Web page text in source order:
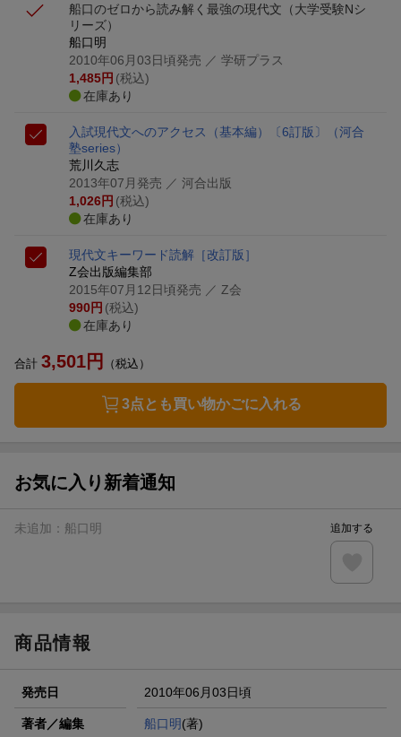
船口のゼロから読み解く最強の現代文 （大学受験Nシ
リーズ）
船口明
2010年06月03日頃発売 ／ 学研プラス
1,485円 (税込)
在庫あり
入試現代文へのアクセス（基本編）〔6訂版〕
（河合
塾series）
荒川久志
2013年07月発売 ／ 河合出版
1,026円 (税込)
在庫あり
現代文キーワード読解［改訂版］
Z会出版編集部
2015年07月12日頃発売 ／ Z会
990円 (税込)
在庫あり
合計 3,501円 （税込）
3点とも買い物かごに入れる
お気に入り新着通知
未追加： 船口明 追加する
商品情報
発売日 2010年06月03日頃
著者／編集 船口明(著)